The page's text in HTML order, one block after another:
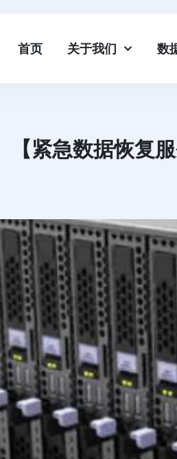
首页 关于我们 数
【紧急数据恢复